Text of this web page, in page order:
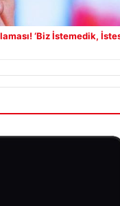
‘Biz İstemedik,